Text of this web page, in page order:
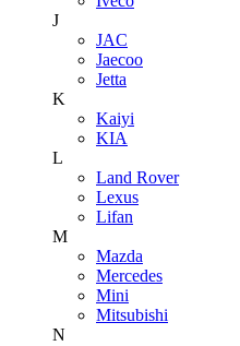
J
JAC
Jaecoo
Jetta
K
Kaiyi
KIA
L
Land Rover
Lexus
Lifan
M
Mazda
Mercedes
Mini
Mitsubishi
N